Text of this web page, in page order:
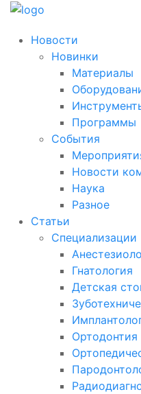
Новости
Новинки
Материалы
Программы
События
Новости
Наука
Разное
Статьи
Специализации
Гнатология
Детская
Ортодонтия